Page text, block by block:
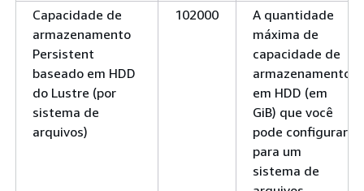
Capacidade de
armazenamento
Persistent
baseado em HDD
do Lustre (por
sistema de
arquivos)
102000
A quantidade
máxima de
capacidade de
armazenamento
em HDD (em
GiB) que você
pode configurar
para um
sistema de